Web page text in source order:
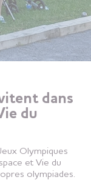
dans
du
Olympiques
et Vie du
olympiades.